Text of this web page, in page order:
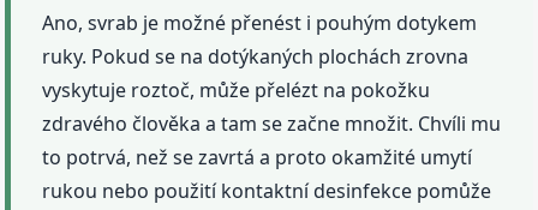
Ano, svrab je možné přenést i pouhým dotykem
ruky. Pokud se na dotýkaných plochách zrovna
vyskytuje roztoč, může přelézt na pokožku
zdravého člověka a tam se začne množit. Chvíli mu
to potrvá, než se zavrtá a proto okamžité umytí
rukou nebo použití kontaktní desinfekce pomůže